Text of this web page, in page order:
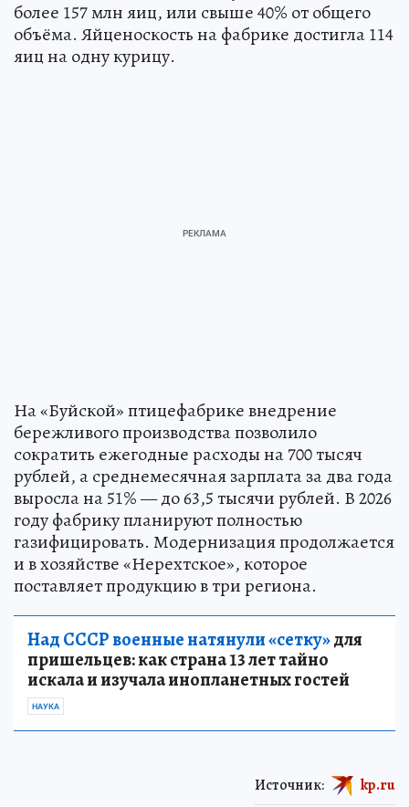
более 157 млн яиц, или свыше 40% от общего
объёма. Яйценоскость на фабрике достигла 114
яиц на одну курицу.
На «Буйской» птицефабрике внедрение
бережливого производства позволило
сократить ежегодные расходы на 700 тысяч
рублей, а среднемесячная зарплата за два года
выросла на 51% — до 63,5 тысячи рублей. В 2026
году фабрику планируют полностью
газифицировать. Модернизация продолжается
и в хозяйстве «Нерехтское», которое
поставляет продукцию в три региона.
Над СССР военные натянули «сетку»для
пришельцев: как страна 13 лет тайно
искала и изучала инопланетных гостей
НАУКА
Источник: kp.ru